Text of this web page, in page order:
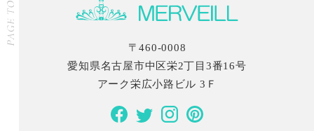
〒460-0008
愛知県名古屋市中区栄2丁目3番16号
アーク栄広小路ビル 3Ｆ